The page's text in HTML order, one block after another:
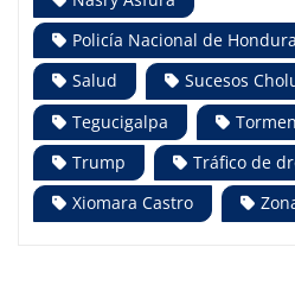
Policía Nacional de
Salud
Sucesos
Tegucigalpa
Trump
Tráfico de
Xiomara Castro